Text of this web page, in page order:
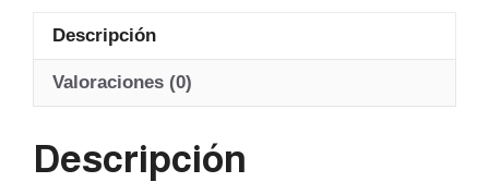
at
s
A
p
c
e
b
o
gr
a
Descripción
Valoraciones (0)
Descripción